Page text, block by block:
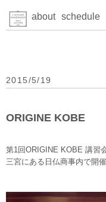
about schedule
2015/5/19
ORIGINE KOBE
第1回ORIGINE KOBE 講習会
三宮にある日仏商事内で開催